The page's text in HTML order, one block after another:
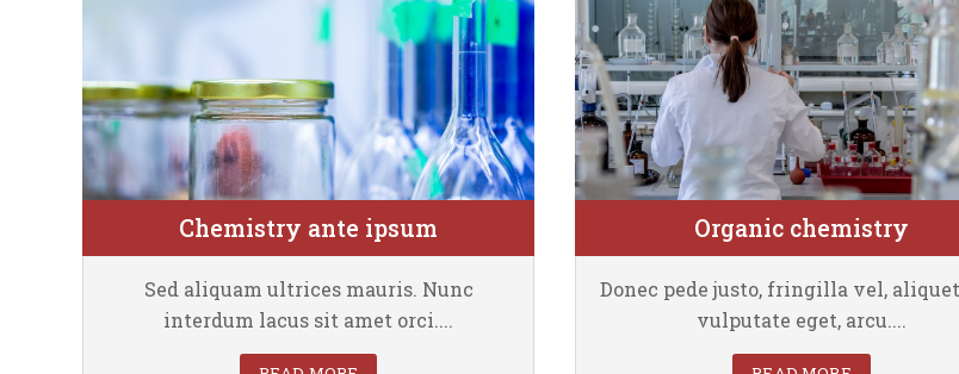
Chemistry ante ipsum
Faculty of Chemistry
Sed aliquam ultrices mauris. Nunc
interdum lacus sit amet orci....
Organic chemistry
Faculty of Chemistry
Donec pede justo, fringilla vel,
vulputate eget, arcu....